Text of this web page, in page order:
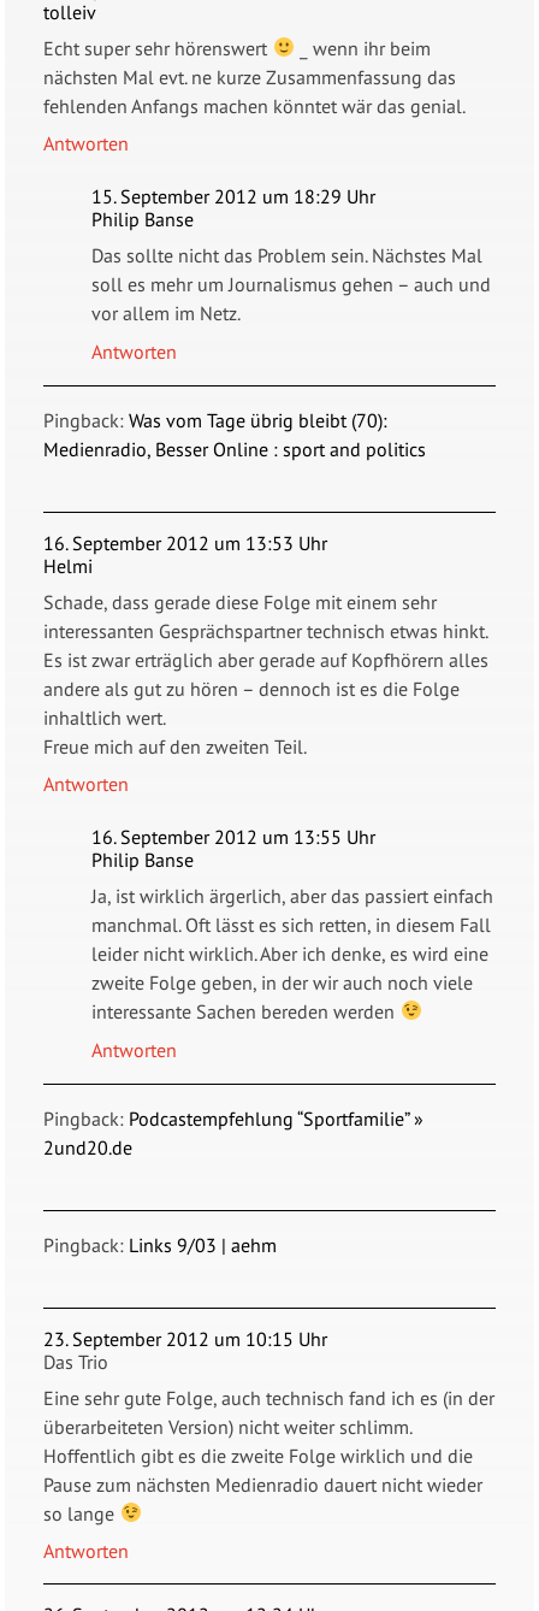
tolleiv
Echt super sehr hörenswert
_ wenn ihr beim
nächsten Mal evt. ne kurze Zusammenfassung das
fehlenden Anfangs machen könntet wär das genial.
Antworten
15. September 2012 um 18:29 Uhr
Philip Banse
Das sollte nicht das Problem sein. Nächstes Mal
soll es mehr um Journalismus gehen – auch und
vor allem im Netz.
Antworten
Pingback:Was vom Tage übrig bleibt (70):
Medienradio, Besser Online : sport and politics
16. September 2012 um 13:53 Uhr
Helmi
Schade, dass gerade diese Folge mit einem sehr
interessanten Gesprächspartner technisch etwas hinkt.
Es ist zwar erträglich aber gerade auf Kopfhörern alles
andere als gut zu hören – dennoch ist es die Folge
inhaltlich wert.
Freue mich auf den zweiten Teil.
Antworten
16. September 2012 um 13:55 Uhr
Philip Banse
Ja, ist wirklich ärgerlich, aber das passiert einfach
manchmal. Oft lässt es sich retten, in diesem Fall
leider nicht wirklich. Aber ich denke, es wird eine
zweite Folge geben, in der wir auch noch viele
interessante Sachen bereden werden
Antworten
Pingback: Podcastempfehlung “Sportfamilie” »
2und20.de
Pingback: Links 9/03 | aehm
23. September 2012 um 10:15 Uhr
Das Trio
Eine sehr gute Folge, auch technisch fand ich es (in der
überarbeiteten Version) nicht weiter schlimm.
Hoffentlich gibt es die zweite Folge wirklich und die
Pause zum nächsten Medienradio dauert nicht wieder
so lange
Antworten